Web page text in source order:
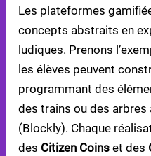
Les plateformes
concepts abstraits en
ludiques. Prenons
les élèves peuvent
programmant des
des trains ou des arbres
(Blockly). Chaque
des Citizen Coins et des